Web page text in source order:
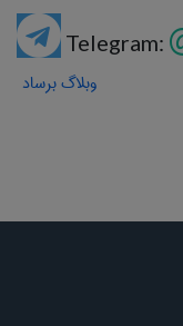
Telegram:
وبلاگ برساد